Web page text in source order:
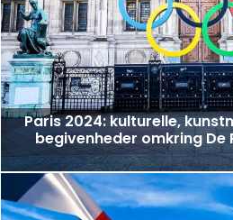
Paris 2024: kulturelle,
begivenheder omkring De